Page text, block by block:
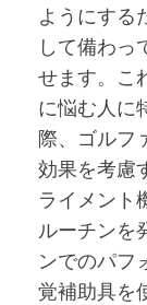
ようにする
して備わっ
せます。こ
に悩む人に
際、ゴルフ
効果を考慮
ライメント
ルーチンを
ンでのパフ
覚補助具を